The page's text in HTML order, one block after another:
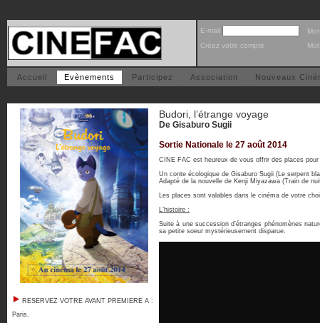
E-mail
Créez votre compte
Accueil Evènements Participez Association Nouveaux
RESERVEZ VOTRE AVANT PREMIERE A :
Paris.
Budori, l’étrange voyage
De Gisaburo Sugii
Sortie Nationale le 27 août 2014
CINE FAC est heureux de vous offrir des places
Un conte écologique de Gisaburo Sugii (Le serpent
Adapté de la nouvelle de Kenji Miyazawa (Train de
Les places sont valables dans le cinéma de votre
L’histoire :
Suite à une succession d’étranges phénomènes
sa petite soeur mystérieusement disparue.